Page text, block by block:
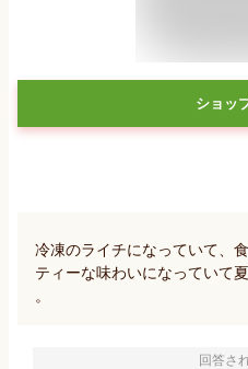
ショッ
冷凍のライチになっていて、
ティーな味わいになっていて
。
回答さ